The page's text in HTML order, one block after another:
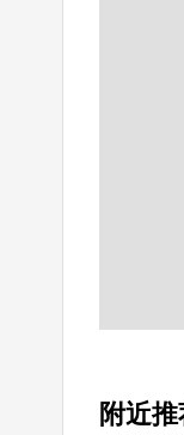
附近